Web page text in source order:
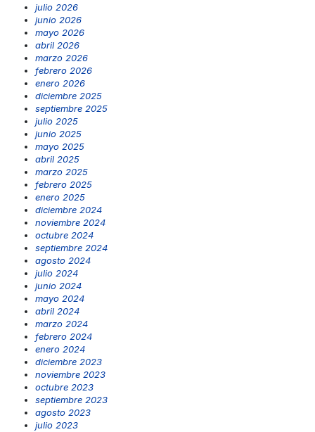
julio 2026
junio 2026
mayo 2026
abril 2026
marzo 2026
febrero 2026
enero 2026
diciembre 2025
septiembre 2025
julio 2025
junio 2025
mayo 2025
abril 2025
marzo 2025
febrero 2025
enero 2025
diciembre 2024
noviembre 2024
octubre 2024
septiembre 2024
agosto 2024
julio 2024
junio 2024
mayo 2024
abril 2024
marzo 2024
febrero 2024
enero 2024
diciembre 2023
noviembre 2023
octubre 2023
septiembre 2023
agosto 2023
julio 2023